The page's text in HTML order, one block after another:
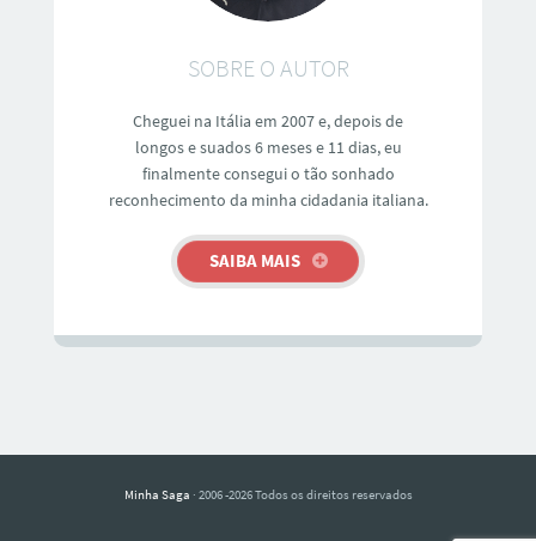
SOBRE O AUTOR
Cheguei na Itália em 2007 e, depois de
longos e suados 6 meses e 11 dias, eu
finalmente consegui o tão sonhado
reconhecimento da minha cidadania italiana.
SAIBA MAIS
Minha Saga · 2006 -2026 Todos os direitos reservados